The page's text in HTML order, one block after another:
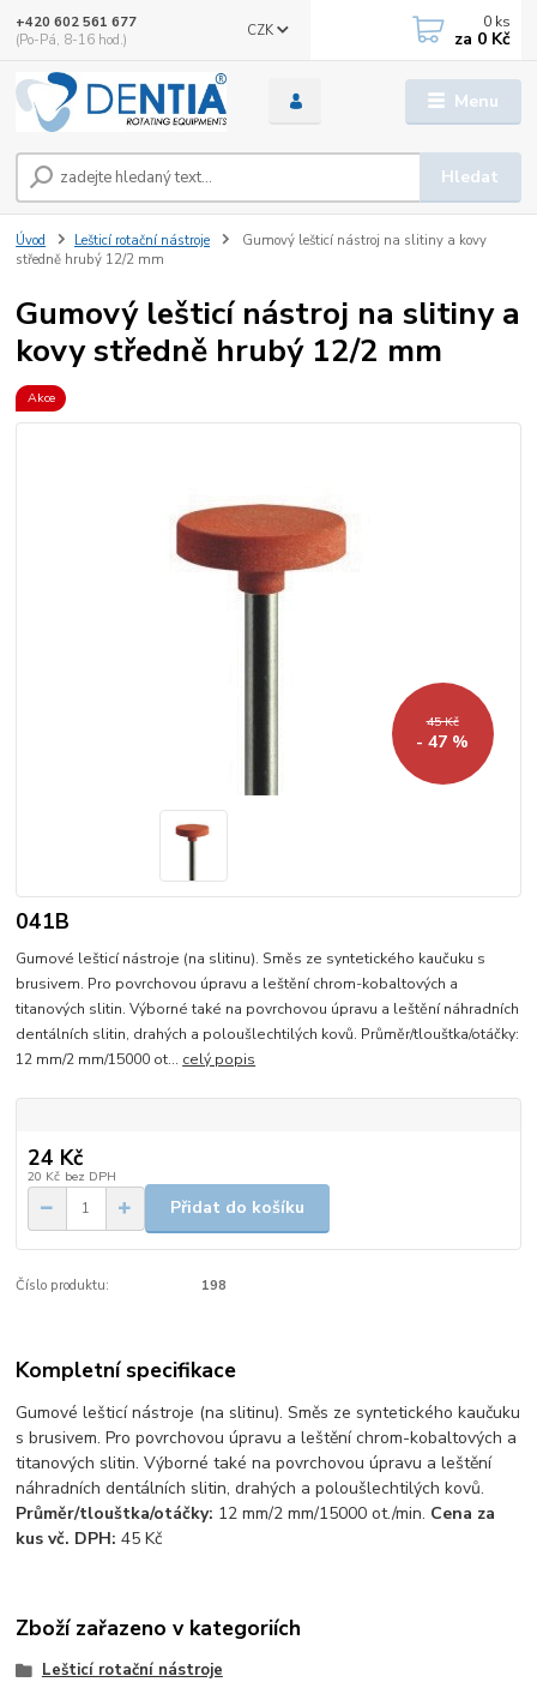
Menu
CZK
Hledat
+420 602 561 677
(Po-Pá, 8-16 hod.)
0 ks
za 0 Kč
Úvod Lešticí rotační nástroje
Gumový lešticí nástroj na slitiny a kovy
středně hrubý 12/2 mm
Gumový lešticí nástroj na slitiny a
kovy středně hrubý 12/2 mm
Akce
45 Kč
- 47 %
041B
Gumové lešticí nástroje (na slitinu). Směs ze syntetického kaučuku s
brusivem. Pro povrchovou úpravu a leštění chrom-kobaltových a
titanových slitin. Výborné také na povrchovou úpravu a leštění náhradních
dentálních slitin, drahých a poloušlechtilých kovů. Průměr/tlouštka/otáčky:
12 mm/2 mm/15000 ot... celý popis
24 Kč
20 Kč bez DPH
Přidat do košíku
Číslo produktu: 198
Kompletní specifikace
Gumové lešticí nástroje (na slitinu). Směs ze syntetického kaučuku
s brusivem. Pro povrchovou úpravu a leštění chrom-kobaltových a
titanových slitin. Výborné také na povrchovou úpravu a leštění
náhradních dentálních slitin, drahých a poloušlechtilých kovů.
Průměr/tlouštka/otáčky: 12 mm/2 mm/15000 ot./min. Cena za
kus vč. DPH: 45 Kč
Zboží zařazeno v kategoriích
Lešticí rotační nástroje